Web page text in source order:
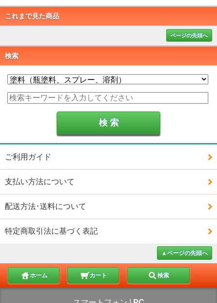
これまで見た商品
ページの先頭へ
検索
ご利用ガイド
支払い方法について
配送方法･送料について
特定商取引法に基づく表記
▲ページの先頭へ
ホーム カート 検索